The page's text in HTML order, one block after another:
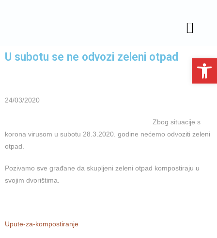
U subotu se ne odvozi zeleni otpad
24/03/2020
Zbog situacije s
korona virusom u subotu 28.3.2020. godine nećemo odvoziti zeleni
otpad.
Pozivamo sve građane da skupljeni zeleni otpad kompostiraju u
svojim dvorištima.
Upute-za-kompostiranje
Open toolbar